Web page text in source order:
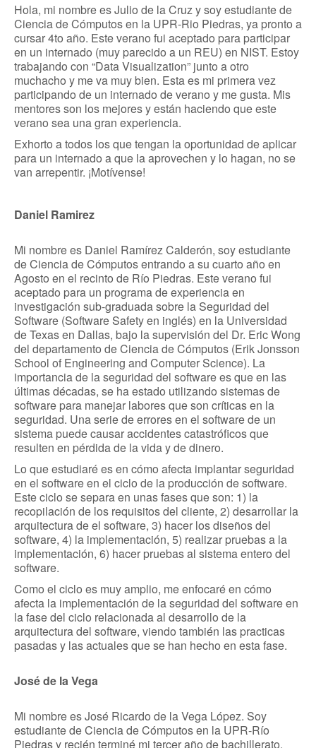
Hola, mi nombre es Julio de la Cruz y soy estudiante de
Ciencia de Cómputos en la UPR-Rio Piedras, ya pronto a
cursar 4to año. Este verano fui aceptado para participar
en un internado (muy parecido a un REU) en NIST. Estoy
trabajando con “Data Visualization” junto a otro
muchacho y me va muy bien. Esta es mi primera vez
participando de un internado de verano y me gusta. Mis
mentores son los mejores y están haciendo que este
verano sea una gran experiencia.
Exhorto a todos los que tengan la oportunidad de aplicar
para un internado a que la aprovechen y lo hagan, no se
van arrepentir. ¡Motívense!
Daniel Ramirez
Mi nombre es Daniel Ramírez Calderón, soy estudiante
de Ciencia de Cómputos entrando a su cuarto año en
Agosto en el recinto de Río Piedras. Este verano fui
aceptado para un programa de experiencia en
investigación sub-graduada sobre la Seguridad del
Software (Software Safety en inglés) en la Universidad
de Texas en Dallas, bajo la supervisión del Dr. Eric Wong
del departamento de Ciencia de Cómputos (Erik Jonsson
School of Engineering and Computer Science). La
importancia de la seguridad del software es que en las
últimas décadas, se ha estado utilizando sistemas de
software para manejar labores que son críticas en la
seguridad. Una serie de errores en el software de un
sistema puede causar accidentes catastróficos que
resulten en pérdida de la vida y de dinero.
Lo que estudiaré es en cómo afecta implantar seguridad
en el software en el ciclo de la producción de software.
Este ciclo se separa en unas fases que son: 1) la
recopilación de los requisitos del cliente, 2) desarrollar la
arquitectura de el software, 3) hacer los diseños del
software, 4) la implementación, 5) realizar pruebas a la
implementación, 6) hacer pruebas al sistema entero del
software.
Como el ciclo es muy amplio, me enfocaré en cómo
afecta la implementación de la seguridad del software en
la fase del ciclo relacionada al desarrollo de la
arquitectura del software, viendo también las practicas
pasadas y las actuales que se han hecho en esta fase.
José de la Vega
Mi nombre es José Ricardo de la Vega López. Soy
estudiante de Ciencia de Cómputos en la UPR-Río
Piedras y recién terminé mi tercer año de bachillerato.